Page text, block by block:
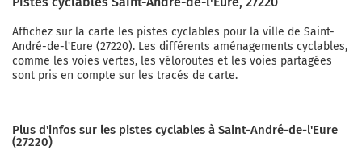
Affichez sur la carte les pistes cyclables pour la ville de Saint-
André-de-l'Eure (27220). Les différents aménagements cyclables,
comme les voies vertes, les véloroutes et les voies partagées
sont pris en compte sur les tracés de carte.
Plus d'infos sur les pistes cyclables à Saint-André-de-l'Eure
(27220)